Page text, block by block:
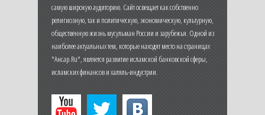
самую широкую аудиторию. Сайт освещает как собственно
религиозную, так и политическую, экономическую, культурную,
общественную жизнь мусульман России и зарубежья. Одной из
наиболее актуальных тем, которые находят место на страницах
"Ансар.Ru", является развитие исламской банковской сферы,
исламских финансов и халяль-индустрии.